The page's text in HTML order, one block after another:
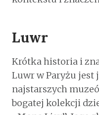
Luwr
Krótka historia i
Luwr w Paryżu jest
najstarszych
bogatej kolekcji